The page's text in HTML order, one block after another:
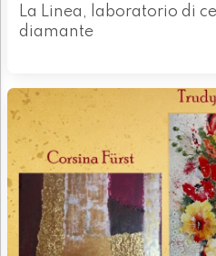
La Linea, laboratorio di
diamante